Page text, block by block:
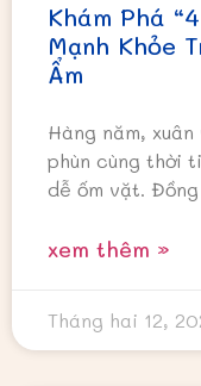
Khám Phá
Mạnh Khỏe
Ẩm
Hàng năm,
phùn cùng thời
dễ ốm vặt.
xem thêm »
Tháng hai 12,